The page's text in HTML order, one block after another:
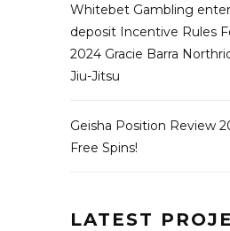
Whitebet Gambling
deposit Incentive Rules
2024 Gracie Barra
Jiu-Jitsu
Geisha Position Review
Free Spins!
LATEST